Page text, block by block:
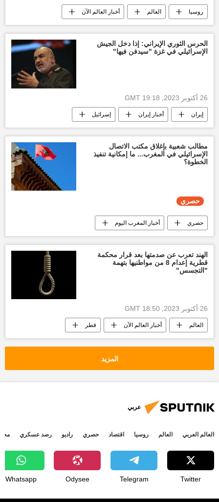
روسيا العالم أخبار العالم الآن
الحرس الثوري الإيراني: إذا دخل الجيش
الإسرائيلي في غزة "سيدفن فيها"
26 أكتوبر 2023, 19:18 GMT
إيران أخبار إيران إسرائيل
الحرس الثوري الإيراني أخبار فلسطين اليوم
قطاع غزة العالم أخبار العالم الآن
العالم العربي الأخبار
مطالب شعبية بإغلاق مكتب الاتصال
الإسرائيلي في المغرب... ما إمكانية تنفيذ
الخطوة؟
حصري
حصري أخبار المغرب اليوم
أخبار فلسطين اليوم إسرائيل
قطاع غزة حركة حماس
أخبار العالم الآن العالم العربي
الهند تعرب عن صدمتها بعد قرار محكمة
قطرية إعدام 8 من مواطنيها بتهمة
"التجسس"
26 أكتوبر 2023, 18:50 GMT
العالم أخبار العالم الآن قطر
أخبار قطر اليوم أخبار الهند اليوم
المزيد
عربي
العالم العربي العالم روسيا اقتصاد حصري راديو رصد عسكري
Twitter
Telegram
Odysee
Whatsapp